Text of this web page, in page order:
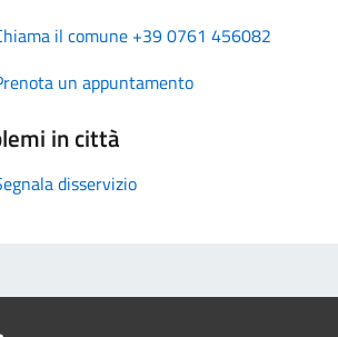
il comune +39 0761 456082
un appuntamento
in città
disservizio